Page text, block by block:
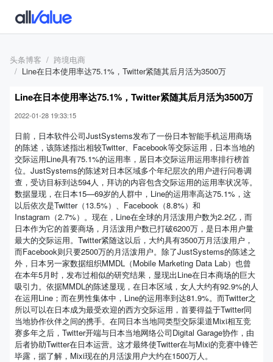
头条博客
跨境电商
Line在日本使用率达75.1%，Twitter紧随其后月活为3500万
Line在日本使用率达75.1%，Twitter紧随其后月活为3500万
2022-01-28 19:33:15
日前，日本软件公司JustSystems发布了一份日本智能手机运用商场
的陈述，该陈述指出相较Twitter、Facebook等交际运用，日本当地的
交际运用Line具有75.1%的运用率，居日本交际运用运用率排行榜首
位。JustSystems的陈述对日本区域多个年纪层次的用户进行问卷调
查，受访目标到达594人，拜访的内容包含交际运用的运用率状况等。
数据显现，在日本15—69岁的人群中，Line的运用率高达75.1%，这
以后依次是Twitter（13.5%）、Facebook（8.8%）和
Instagram（2.7%）。现在，Line在全球的月活泼用户数为2.2亿，而
日本作为它的首要商场，月活泼用户数已打破6200万，是日本用户量
最大的交际运用。Twitter紧随这以后，大约具有3500万月活泼用户，
而Facebook则只要2500万的月活泼用户。除了JustSystems的陈述之
外，日本另一家数据组织MMDL（Mobile Marketing Data Lab）也曾
在本年5月时，发布过相似的研究结果，显现出Line在日本商场的巨大
吸引力。依据MMDL的陈述显现，在日本区域，女人大约有92.9%的人
在运用Line；而在男性集体中，Line的运用率到达81.9%。而Twitter之
所以可以在日本成为最受欢迎的西方交际运用，首要得益于Twitter同
当地协作伙伴之间的携手。在同日本当地同类型交际渠道Mixi相互竞
赛多年之后，Twitter开端与日本当地网络公司Digital Garage协作，由
后者协助Twitter在日本运营。这才最终使Twitter在与Mixi的竞赛中锋芒
毕露，据了解，Mixi现在的月活泼用户大约在1500万人。